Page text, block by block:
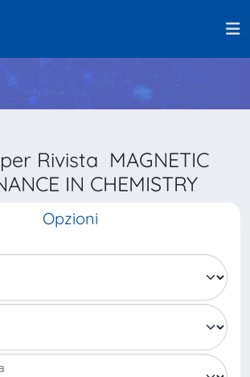
Rivista MAGNETIC
IN CHEMISTRY
Opzioni